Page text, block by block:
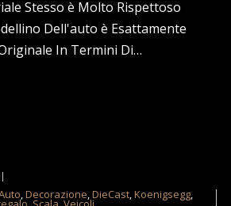
Stesso è Molto Rispettoso
Dell'auto è Esattamente
In Termini Di…
,Decorazione,DieCast,Koenigsegg,